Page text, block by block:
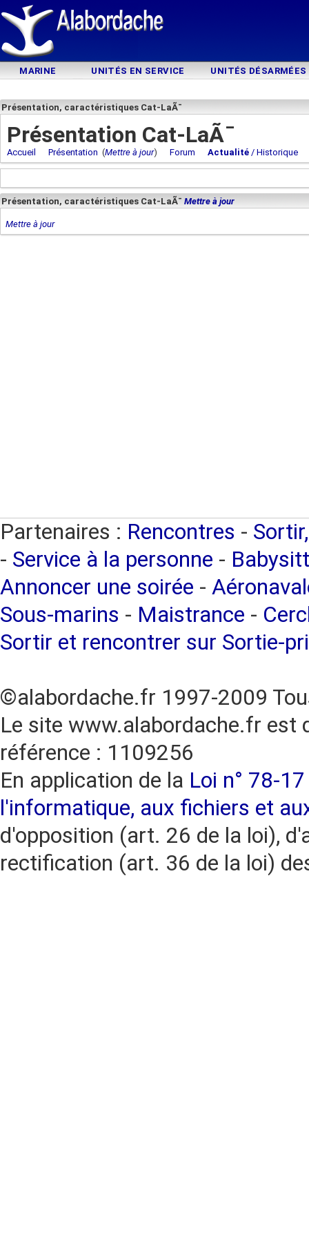
MARINE UNITÉS EN SERVICE UNITÉS DÉSARMÉES
Présentation, caractéristiques Cat-LaÃ¯
Présentation Cat-LaÃ¯
Accueil Présentation (Mettre à jour) Forum Actualité / Historique
Présentation, caractéristiques Cat-LaÃ¯ Mettre à jour
Mettre à jour
Partenaires : Rencontres -
- Service à la personne -
Annoncer une soirée -
Sous-marins - Maistrance -
Sortir et rencontrer sur Sortie-
©alabordache.fr 1997-2009
Le site www.alabordache.fr est
référence : 1109256
En application de la Loi n° 78-
l'informatique, aux fichiers et
d'opposition (art. 26 de la loi),
rectification (art. 36 de la loi)